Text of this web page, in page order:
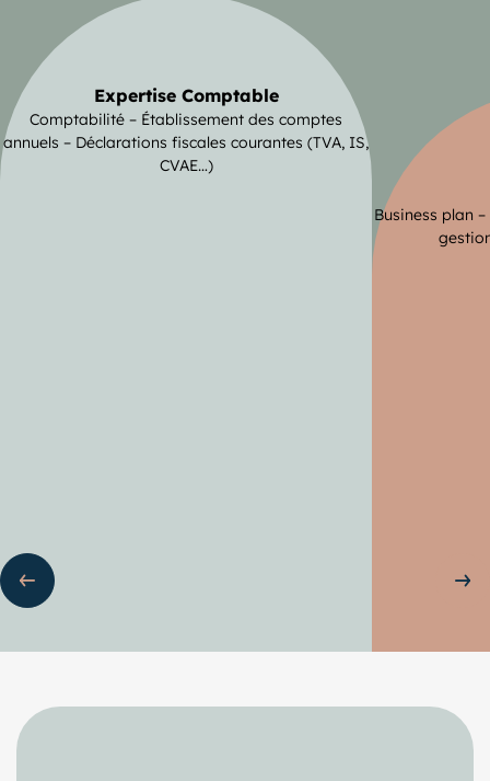
Expertise Comptable
Comptabilité – Établissement des comptes
annuels – Déclarations fiscales courantes (TVA, IS,
CVAE…)
Business plan